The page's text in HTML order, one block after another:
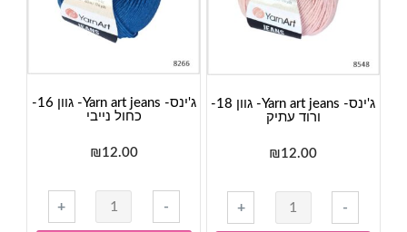
ג'ינס- Yarn art jeans- גוון 16-
כחול נייבי
₪12.00
-
כמות
של
+
ג'ינס- Yarn art jeans- גוון 18-
ורוד עתיק
₪12.00
-
כמות
של
+